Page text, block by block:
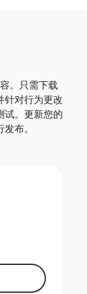
。只需下载
针对行为更改
试。更新您的
布。